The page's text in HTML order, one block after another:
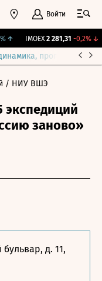
Войти
↑ IMOEX 2 281,31 -0,2%↓
прогнозы
/ НИУ ВШЭ
экспедиций
заново»
д. 11,